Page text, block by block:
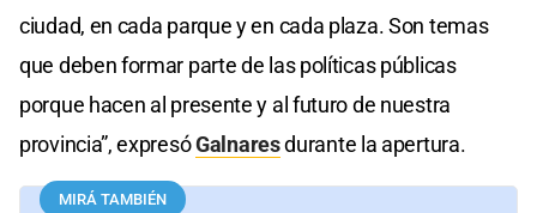
ciudad, en cada parque y en cada plaza. Son temas
que deben formar parte de las políticas públicas
porque hacen al presente y al futuro de nuestra
provincia”, expresóGalnaresdurante la apertura.
MIRÁ TAMBIÉN